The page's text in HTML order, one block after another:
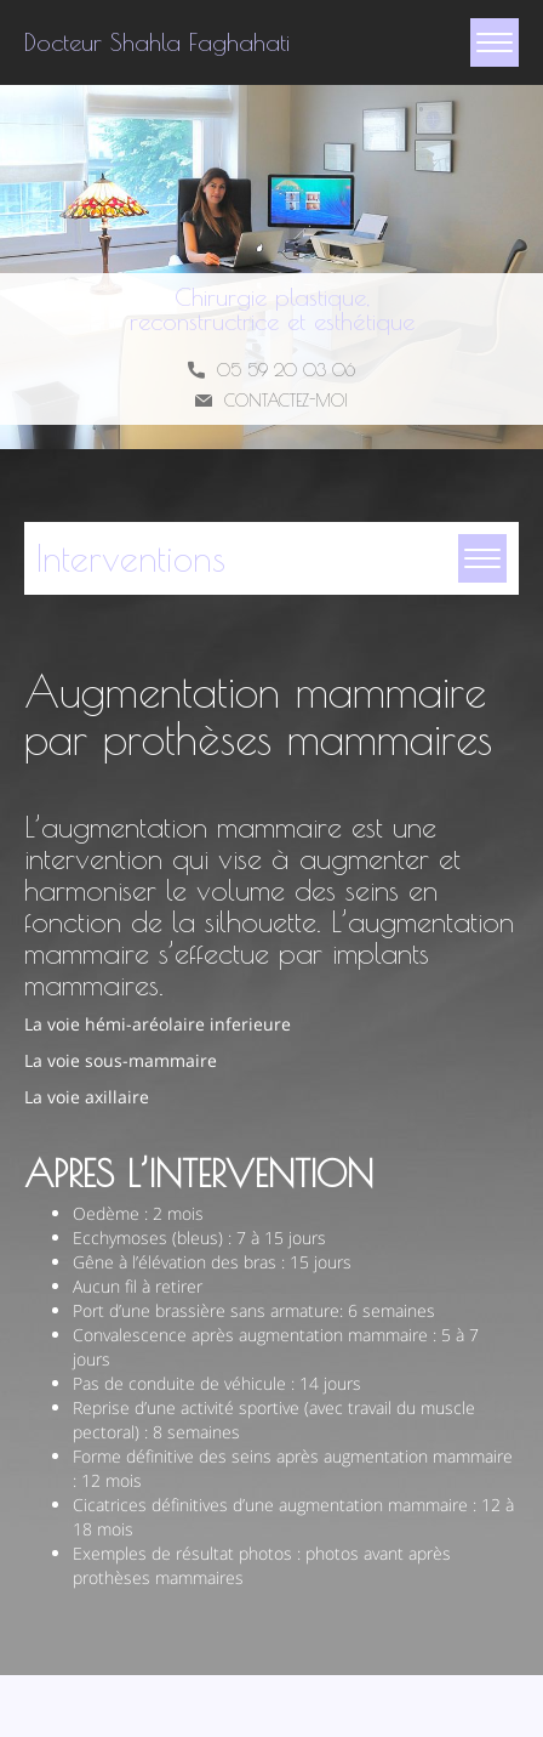
Docteur Shahla Faghahati
Chirurgie plastique,
reconstructrice et esthétique
05 59 20 03 06
CONTACTEZ-MOI
Interventions
Chirurgie esthétique du visage
Chirurgie mammaire
Chirurgie esthétique intime
Greffe capillaire
Chirurgie réparatrice du visage
Médecine esthétique
Cabinet
Cliniques
Augmentation mammaire
par prothèses mammaires
L’augmentation mammaire est une
intervention qui vise à augmenter et
harmoniser le volume des seins en
fonction de la silhouette. L’augmentation
mammaire s’effectue par implants
mammaires.
La voie hémi-aréolaire inferieure
La voie sous-mammaire
La voie axillaire
APRES L’INTERVENTION
Oedème : 2 mois
Ecchymoses (bleus) : 7 à 15 jours
Gêne à l’élévation des bras : 15 jours
Aucun fil à retirer
Port d’une brassière sans armature: 6 semaines
Convalescence après augmentation mammaire : 5 à 7
jours
Pas de conduite de véhicule : 14 jours
Reprise d’une activité sportive (avec travail du muscle
pectoral) : 8 semaines
Forme définitive des seins après augmentation mammaire
: 12 mois
Cicatrices définitives d’une augmentation mammaire : 12 à
18 mois
Exemples de résultat photos : photos avant après
prothèses mammaires